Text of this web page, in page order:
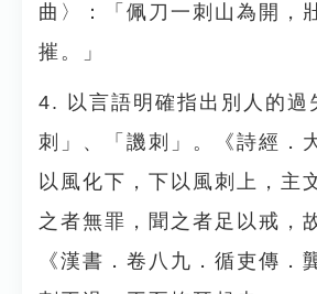
曲〉：「佩刀一刺山為開，
摧。」
4. 以言語明確指出別人的過
刺」、「譏刺」。《詩經．
以風化下，下以風刺上，主
之者無罪，聞之者足以戒，
《漢書．卷八九．循吏傳．